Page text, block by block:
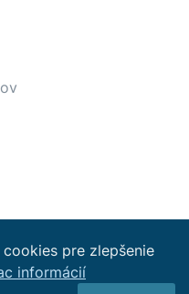
pre zlepšenie
informácií